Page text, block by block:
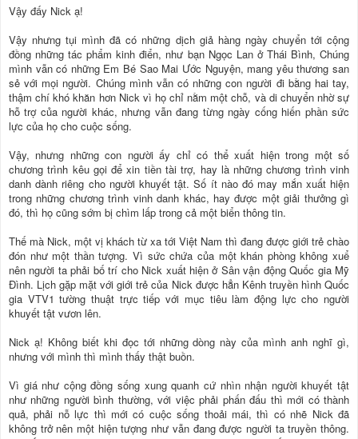
Vậy đấy Nick ạ!
Vậy nhưng tụi mình đã có những dịch giả hàng ngày chuyển tới cộng
đồng những tác phẩm kinh điển, như bạn Ngọc Lan ở Thái Bình, Chúng
mình vẫn có những Em Bé Sao Mai Ước Nguyện, mang yêu thương san
sẻ với mọi người. Chúng mình vẫn có những con người đi bằng hai tay,
thậm chí khó khăn hơn Nick vì họ chỉ nằm một chỗ, và di chuyển nhờ sự
hỗ trợ của người khác, nhưng vẫn đang từng ngày cống hiến phần sức
lực của họ cho cuộc sống.
Vậy, nhưng những con người ấy chỉ có thể xuất hiện trong một số
chương trình kêu gọi để xin tiền tài trợ, hay là những chương trình vinh
danh dành riêng cho người khuyết tật. Số ít nào đó may mắn xuất hiện
trong những chương trình vinh danh khác, hay được một giải thưởng gì
đó, thì họ cũng sớm bị chìm lấp trong cả một biển thông tin.
Thế mà Nick, một vị khách từ xa tới Việt Nam thì đang được giới trẻ chào
đón như một thần tượng. Vì sức chứa của một khán phòng không xuể
nên người ta phải bố trí cho Nick xuất hiện ở Sân vận động Quốc gia Mỹ
Đình. Lịch gặp mặt với giới trẻ của Nick được hẳn Kênh truyền hình Quốc
gia VTV1 tường thuật trực tiếp với mục tiêu làm động lực cho người
khuyết tật vươn lên.
Nick ạ! Không biết khi đọc tới những dòng này của mình anh nghĩ gì,
nhưng với mình thì mình thấy thật buồn.
Vì giá như cộng đồng sống xung quanh cứ nhìn nhận người khuyết tật
như những người bình thường, với việc phải phấn đấu thì mới có thành
quả, phải nỗ lực thì mới có cuộc sống thoải mái, thì có nhẽ Nick đã
không trở nên một hiện tượng như vẫn đang được người ta truyền thông.